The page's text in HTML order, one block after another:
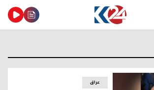
عراق